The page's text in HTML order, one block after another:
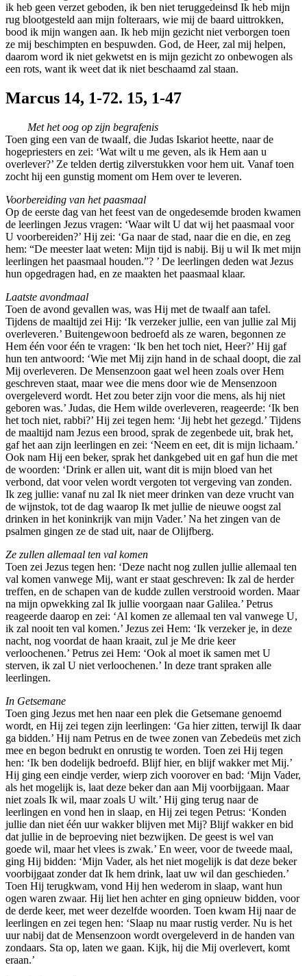
ik heb geen verzet geboden, ik ben niet teruggedeinsd Ik heb mijn
rug blootgesteld aan mijn folteraars, wie mij de baard uittrokken,
bood ik mijn wangen aan. Ik heb mijn gezicht niet verborgen toen
ze mij beschimpten en bespuwden. God, de Heer, zal mij helpen,
daarom word ik niet gekwetst en is mijn gezicht zo onbewogen als
een rots, want ik weet dat ik niet beschaamd zal staan.
Marcus 14, 1-72. 15, 1-47
Met het oog op zijn begrafenis
Toen ging een van de twaalf, die Judas Iskariot heette, naar de
hogepriesters en zei: ‘Wat wilt u me geven, als ik Hem aan u
overlever?’ Ze telden dertig zilverstukken voor hem uit. Vanaf toen
zocht hij een gunstig moment om Hem over te leveren.
Voorbereiding van het paasmaal
Op de eerste dag van het feest van de ongedesemde broden kwamen
de leerlingen Jezus vragen: ‘Waar wilt U dat wij het paasmaal voor
U voorbereiden?’ Hij zei: ‘Ga naar de stad, naar die en die, en zeg
hem: “De meester laat weten: Mijn tijd is nabij. Bij u wil Ik met mijn
leerlingen het paasmaal houden.”? ’ De leerlingen deden wat Jezus
hun opgedragen had, en ze maakten het paasmaal klaar.
Laatste avondmaal
Toen de avond gevallen was, was Hij met de twaalf aan tafel.
Tijdens de maaltijd zei Hij: ‘Ik verzeker jullie, een van jullie zal Mij
overleveren.’ Buitengewoon bedroefd als ze waren, begonnen ze
Hem één voor één te vragen: ‘Ik ben het toch niet, Heer?’ Hij gaf
hun ten antwoord: ‘Wie met Mij zijn hand in de schaal doopt, die zal
Mij overleveren. De Mensenzoon gaat wel heen zoals over Hem
geschreven staat, maar wee die mens door wie de Mensenzoon
overgeleverd wordt. Het zou beter zijn voor die mens, als hij niet
geboren was.’ Judas, die Hem wilde overleveren, reageerde: ‘Ik ben
het toch niet, rabbi?’ Hij zei tegen hem: ‘Jij hebt het gezegd.’ Tijdens
de maaltijd nam Jezus een brood, sprak de zegenbede uit, brak het,
gaf het aan zijn leerlingen en zei: ‘Neem en eet, dit is mijn lichaam.’
Ook nam Hij een beker, sprak het dankgebed uit en gaf hun die met
de woorden: ‘Drink er allen uit, want dit is mijn bloed van het
verbond, dat voor velen wordt vergoten tot vergeving van zonden.
Ik zeg jullie: vanaf nu zal Ik niet meer drinken van deze vrucht van
de wijnstok, tot de dag waarop Ik met jullie de nieuwe oogst zal
drinken in het koninkrijk van mijn Vader.’ Na het zingen van de
psalmen gingen ze de stad uit, naar de Olijfberg.
Ze zullen allemaal ten val komen
Toen zei Jezus tegen hen: ‘Deze nacht nog zullen jullie allemaal ten
val komen vanwege Mij, want er staat geschreven: Ik zal de herder
treffen, en de schapen van de kudde zullen verstrooid worden. Maar
na mijn opwekking zal Ik jullie voorgaan naar Galilea.’ Petrus
reageerde daarop en zei: ‘Al komen ze allemaal ten val vanwege U,
ik zal nooit ten val komen.’ Jezus zei Hem: ‘Ik verzeker je, in deze
nacht, nog voordat de haan kraait, zul je Me drie keer
verloochenen.’ Petrus zei Hem: ‘Ook al moet ik samen met U
sterven, ik zal U niet verloochenen.’ In deze trant spraken alle
leerlingen.
In Getsemane
Toen ging Jezus met hen naar een plek die Getsemane genoemd
wordt, en Hij zei tegen zijn leerlingen: ‘Ga hier zitten, terwijl Ik daar
ga bidden.’ Hij nam Petrus en de twee zonen van Zebedeüs met zich
mee en begon bedrukt en onrustig te worden. Toen zei Hij tegen
hen: ‘Ik ben dodelijk bedroefd. Blijf hier, en blijf wakker met Mij.’
Hij ging een eindje verder, wierp zich voorover en bad: ‘Mijn Vader,
als het mogelijk is, laat deze beker dan aan Mij voorbijgaan. Maar
niet zoals Ik wil, maar zoals U wilt.’ Hij ging terug naar de
leerlingen en vond hen in slaap, en Hij zei tegen Petrus: ‘Konden
jullie dan niet één uur wakker blijven met Mij? Blijf wakker en bid
dat jullie in de beproeving niet bezwijken. De geest is wel van
goede wil, maar het vlees is zwak.’ En weer, voor de tweede maal,
ging Hij bidden: ‘Mijn Vader, als het niet mogelijk is dat deze beker
voorbijgaat zonder dat Ik hem drink, laat uw wil dan geschieden.’
Toen Hij terugkwam, vond Hij hen wederom in slaap, want hun
ogen waren zwaar. Hij liet hen achter en ging opnieuw bidden, voor
de derde keer, met weer dezelfde woorden. Toen kwam Hij naar de
leerlingen en zei tegen hen: ‘Slaap nu maar rustig verder. Nu is het
uur nabij dat de Mensenzoon wordt overgeleverd in de handen van
zondaars. Sta op, laten we gaan. Kijk, hij die Mij overlevert, komt
eraan.’